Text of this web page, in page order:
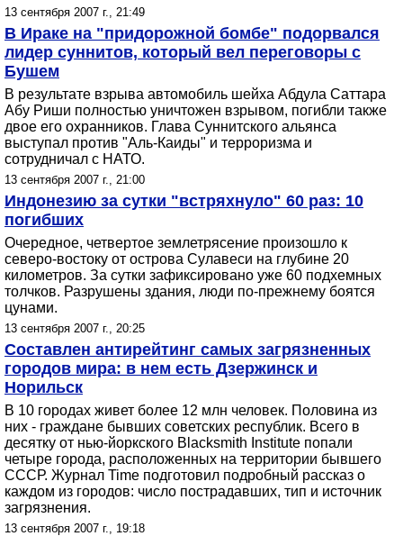
13 сентября 2007 г., 21:49
В Ираке на "придорожной бомбе" подорвался
лидер суннитов, который вел переговоры с
Бушем
В результате взрыва автомобиль шейха Абдула Саттара
Абу Риши полностью уничтожен взрывом, погибли также
двое его охранников. Глава Суннитского альянса
выступал против "Аль-Каиды" и терроризма и
сотрудничал с НАТО.
13 сентября 2007 г., 21:00
Индонезию за сутки "встряхнуло" 60 раз: 10
погибших
Очередное, четвертое землетрясение произошло к
северо-востоку от острова Сулавеси на глубине 20
километров. За сутки зафиксировано уже 60 подхемных
толчков. Разрушены здания, люди по-прежнему боятся
цунами.
13 сентября 2007 г., 20:25
Составлен антирейтинг самых загрязненных
городов мира: в нем есть Дзержинск и
Норильск
В 10 городах живет более 12 млн человек. Половина из
них - граждане бывших советских республик. Всего в
десятку от нью-йоркского Blacksmith Institute попали
четыре города, расположенных на территории бывшего
СССР. Журнал Time подготовил подробный рассказ о
каждом из городов: число пострадавших, тип и источник
загрязнения.
13 сентября 2007 г., 19:18